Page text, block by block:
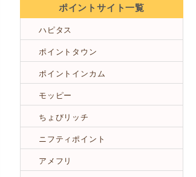
ポイントサイト一覧
ハピタス
ポイントタウン
ポイントインカム
モッピー
ちょびリッチ
ニフティポイント
アメフリ